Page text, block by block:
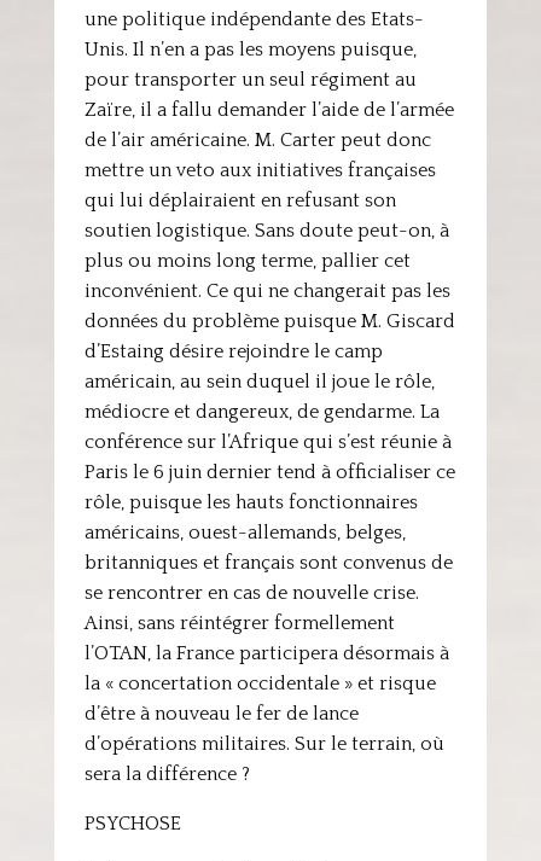
une politique indépendante des Etats-
Unis. Il n’en a pas les moyens puisque,
pour transporter un seul régiment au
Zaïre, il a fallu demander l’aide de l’armée
de l’air américaine. M. Carter peut donc
mettre un veto aux initiatives françaises
qui lui déplairaient en refusant son
soutien logistique. Sans doute peut-on, à
plus ou moins long terme, pallier cet
inconvénient. Ce qui ne changerait pas les
données du problème puisque M. Giscard
d’Estaing désire rejoindre le camp
américain, au sein duquel il joue le rôle,
médiocre et dangereux, de gendarme. La
conférence sur l’Afrique qui s’est réunie à
Paris le 6 juin dernier tend à officialiser ce
rôle, puisque les hauts fonctionnaires
américains, ouest-allemands, belges,
britanniques et français sont convenus de
se rencontrer en cas de nouvelle crise.
Ainsi, sans réintégrer formellement
l’OTAN, la France participera désormais à
la « concertation occidentale » et risque
d’être à nouveau le fer de lance
d’opérations militaires. Sur le terrain, où
sera la différence ?
PSYCHOSE